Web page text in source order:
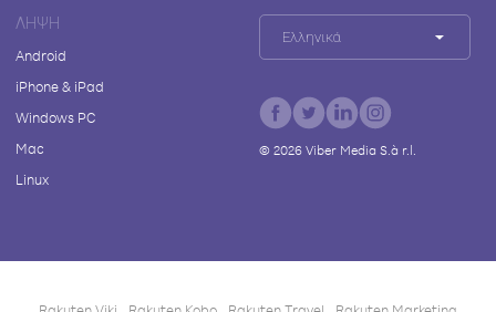
ΛΉΨΗ
Android
iPhone & iPad
Windows PC
Mac
Linux
Ελληνικά
© 2026Viber Media S.à r.l.